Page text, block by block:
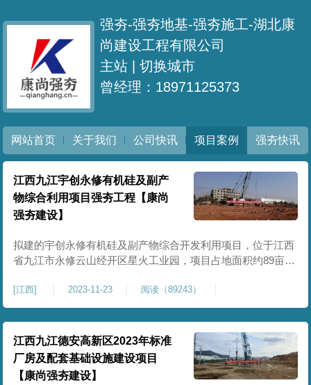
强夯-强夯地基-强夯施工-湖北康
尚建设工程有限公司
主站 |切换城市
曾经理：18971125373
网站首页 关于我们 公司快讯 项目案例 强夯快讯
江西九江宇创永修有机硅及副产
物综合利用项目强夯工程【康尚
强夯建设】
拟建的宇创永修有机硅及副产物综合开发利用项目，位于江西
省九江市永修云山经开区星火工业园，项目占地面积约89亩，
属设施建设，其中需要进行强夯地基处理的面积约为38000
㎡。项目名称： 宇创永修有机硅及副产物综合开发利用项
目 建设地点： 江西省九江市永修云
[江西] 2023-11-23 阅读（89243）
江西九江德安高新区2023年标准
厂房及配套基础设施建设项目
【康尚强夯建设】